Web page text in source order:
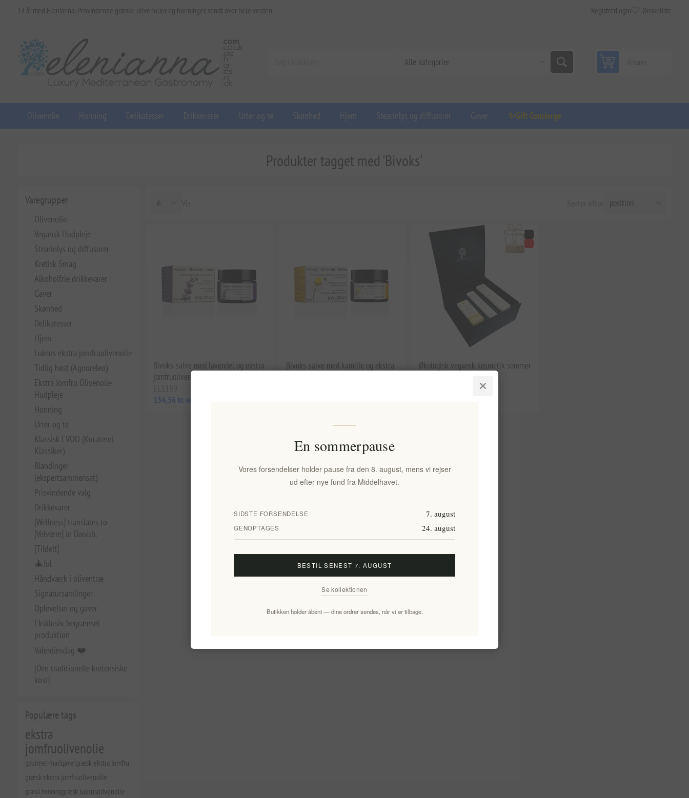
13 år med Elenianna: Prisvindende græske olivenolier og honninger, sendt over hele verden RegistrérLogin Ønskeliste
Olivenolie Honning Delikatesser Drikkevarer Urter og te Skønhed Hjem Stearinlys og diffusorer Gaver ✨Gift Concierge
Varegrupper
Olivenolie
Vegansk Hudpleje
Stearinlys og diffusorer
Kretisk Smag
Alkoholfrie drikkevarer
Gaver
Skønhed
Delikatesser
Hjem
Luksus ekstra jomfruolivenolie
Tidlig høst (Agoureleo)
Ekstra Jomfru Olivenolie
Hudpleje
Honning
Urter og te
Klassisk EVOO (Kurateret
Klassiker)
Blandinger
(ekspertsammensat)
Prisvindende valg
Drikkevarer
[Wellness] translates to
[Velvære] in Danish.
[Tildelt]
🎄Jul
Håndværk i oliventræ
Signatursamlinger
Oplevelser og gaver
Eksklusiv, begrænset
produktion
Valentinsdag ❤️
[Den traditionelle kretensiske
kost]
Populære tags
ekstra
jomfruolivenolie
gourmet-madgavergræsk ekstra jomfru
græsk ekstra jomfruolivenolie
græsk honninggræsk luksusolivenolie
Produkter tagget med 'Bivoks'
Bivoks-salve med lavendel og ekstra
jomfruolivenolie 50 ml Kyklopas
134,56 kr. eks. moms
Bivoks-salve med kamille og ekstra
Økologisk vegansk kosmetik sommer
En sommerpause
Vores forsendelser holder pause fra den 8. august, mens vi rejser
ud efter nye fund fra Middelhavet.
SIDSTE FORSENDELSE 7. august
GENOPTAGES 24. august
BESTIL SENEST 7. AUGUST
Se kollektionen
Butikken holder åbent — dine ordrer sendes, når vi er tilbage.